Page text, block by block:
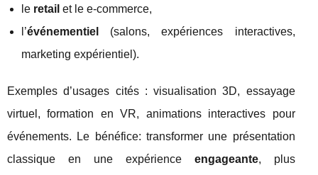
le retail et le e-commerce,
l’événementiel
(salons, expériences interactives,
marketing expérientiel).
Exemples d’usages cités : visualisation 3D, essayage
virtuel, formation en VR, animations interactives pour
événements. Le bénéfice: transformer une présentation
classique en une expérience engageante, plus